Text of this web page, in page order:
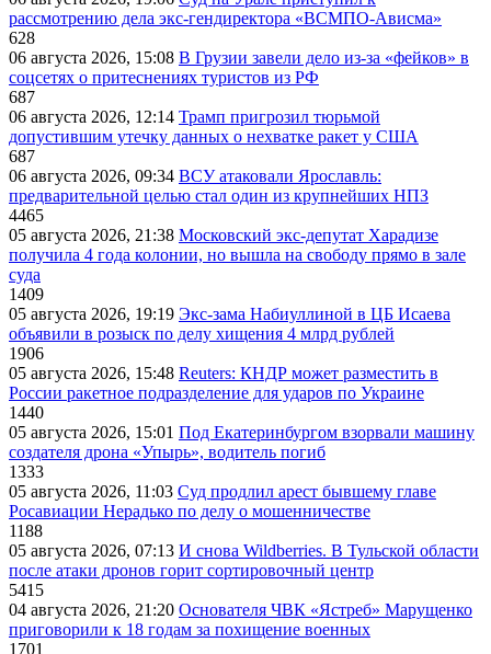
рассмотрению дела экс-гендиректора «ВСМПО-Ависма»
628
06 августа 2026, 15:08 В Грузии завели дело из-за «фейков» в
соцсетях о притеснениях туристов из РФ
687
06 августа 2026, 12:14 Трамп пригрозил тюрьмой
допустившим утечку данных о нехватке ракет у США
687
06 августа 2026, 09:34 ВСУ атаковали Ярославль:
предварительной целью стал один из крупнейших НПЗ
4465
05 августа 2026, 21:38 Московский экс-депутат Харадизе
получила 4 года колонии, но вышла на свободу прямо в зале
суда
1409
05 августа 2026, 19:19 Экс-зама Набиуллиной в ЦБ Исаева
объявили в розыск по делу хищения 4 млрд рублей
1906
05 августа 2026, 15:48 Reuters: КНДР может разместить в
России ракетное подразделение для ударов по Украине
1440
05 августа 2026, 15:01 Под Екатеринбургом взорвали машину
создателя дрона «Упырь», водитель погиб
1333
05 августа 2026, 11:03 Суд продлил арест бывшему главе
Росавиации Нерадько по делу о мошенничестве
1188
05 августа 2026, 07:13 И снова Wildberries. В Тульской области
после атаки дронов горит сортировочный центр
5415
04 августа 2026, 21:20 Основателя ЧВК «Ястреб» Марущенко
приговорили к 18 годам за похищение военных
1701